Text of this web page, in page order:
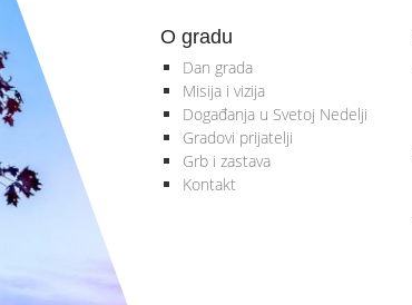
O gradu
Dan grada
Misija i vizija
Događanja u Svetoj Nedelji
Gradovi prijatelji
Grb i zastava
Kontakt